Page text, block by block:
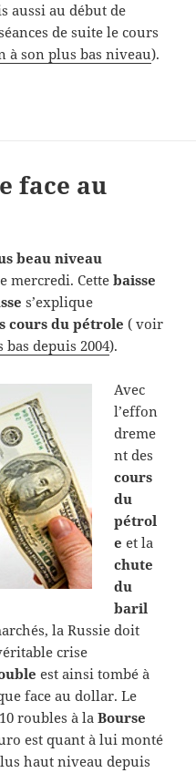
aussi au début de
de suite le cours
à son plus bas niveau).
face au
beau niveau
mercredi. Cettebaisse
s’explique
cours du pétrole ( voir
depuis 2004).
Avec
l’effon
dreme
nt des
cours
du
pétrol
e et la
chute
du
baril
la Russie doit
crise
est ainsi tombé à
face au dollar. Le
roubles à laBourse
est quant à lui monté
haut niveau depuis